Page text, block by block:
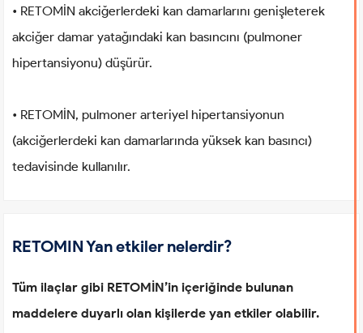
• RETOMİN akciğerlerdeki kan damarlarını genişleterek
akciğer damar yatağındaki kan basıncını (pulmoner
hipertansiyonu) düşürür.
• RETOMİN, pulmoner arteriyel hipertansiyonun
(akciğerlerdeki kan damarlarında yüksek kan basıncı)
tedavisinde kullanılır.
RETOMIN Yan etkiler nelerdir?
Tüm ilaçlar gibi RETOMİN’in içeriğinde bulunan
maddelere duyarlı olan kişilerde yan etkiler olabilir.